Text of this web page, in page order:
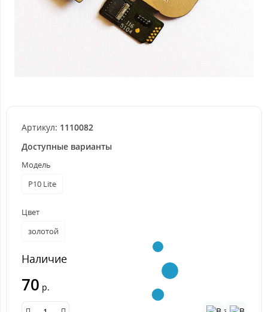
Артикул: 1110082
Доступные варианты
Модель
P10 Lite
Цвет
золотой
Наличие
70 р.